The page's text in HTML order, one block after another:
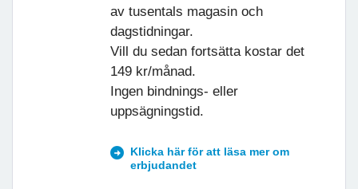
av tusentals magasin och
dagstidningar.
Vill du sedan fortsätta kostar det
149 kr/månad.
Ingen bindnings- eller
uppsägningstid.
Klicka här för att läsa mer om
erbjudandet